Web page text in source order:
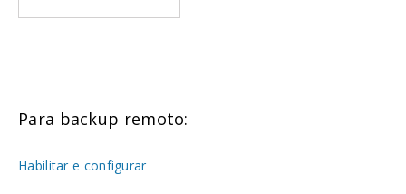
Para backup remoto:
Habilitar e configurar